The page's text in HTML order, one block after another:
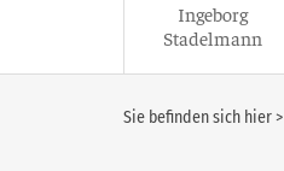
Ingeborg
Stadelmann
Sie befinden sich hier >